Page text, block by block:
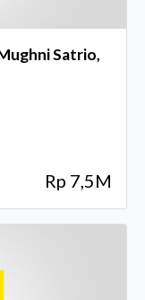
Satrio,
Rp 7,5M